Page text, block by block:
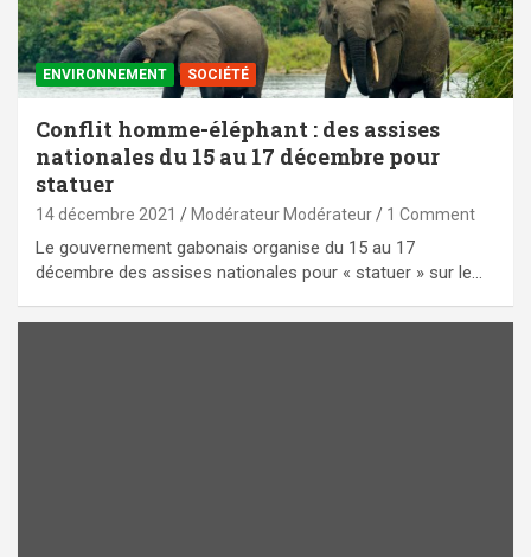
ENVIRONNEMENT SOCIÉTÉ
Conflit homme-éléphant : des assises
nationales du 15 au 17 décembre pour
statuer
14 décembre 2021 Modérateur Modérateur 1 Comment
Le gouvernement gabonais organise du 15 au 17
décembre des assises nationales pour « statuer » sur le…